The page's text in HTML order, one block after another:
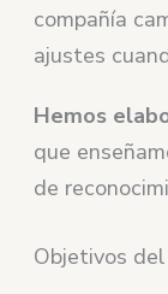
compañía
ajustes
Hemos
que
de
Objetivos